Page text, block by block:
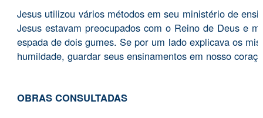
Jesus utilizou vários métodos em seu ministério de
Jesus estavam preocupados com o Reino de Deus e
espada de dois gumes. Se por um lado explicava os
humildade, guardar seus ensinamentos em nosso
OBRAS CONSULTADAS